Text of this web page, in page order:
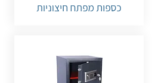
כספות מפתח חיצוניות